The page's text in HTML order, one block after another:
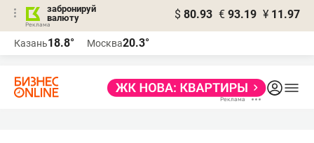
забронируй
валюту
$ 80.93 € 93.19 ¥ 11.97
Казань18.8° Москва20.3°